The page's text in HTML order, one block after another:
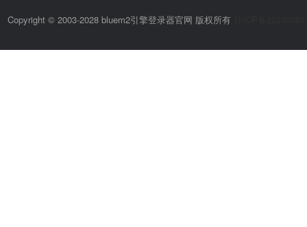
Copyright © 2003-2028 bluem2引擎登录器官网 版权所有